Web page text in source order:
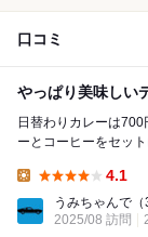
口コミ
やっぱり美味しい
日替わりカレーは
ーとコーヒーをセッ
4.1
うみちゃんで
2025/08 訪問